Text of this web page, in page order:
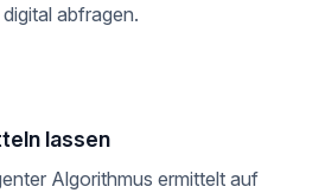
abfragen.
lassen
Algorithmus ermittelt auf